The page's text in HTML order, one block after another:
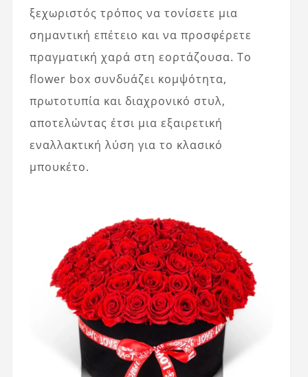
ξεχωριστός τρόπος να τονίσετε μια
σημαντική επέτειο και να προσφέρετε
πραγματική χαρά στη εορτάζουσα. Το
flower box συνδυάζει κομψότητα,
πρωτοτυπία και διαχρονικό στυλ,
αποτελώντας έτσι μια εξαιρετική
εναλλακτική λύση για το κλασικό
μπουκέτο.